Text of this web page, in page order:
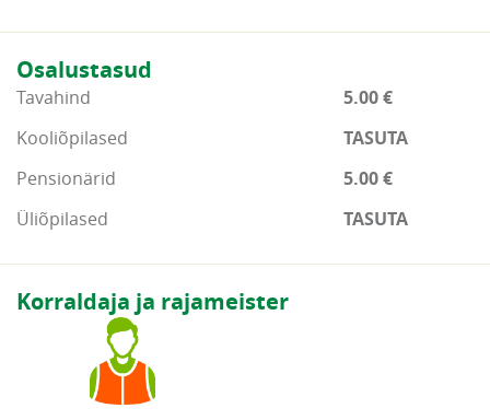
Osalustasud
Tavahind
5.00 €
Kooliõpilased
TASUTA
Pensionärid
5.00 €
Üliõpilased
TASUTA
Korraldaja ja rajameister